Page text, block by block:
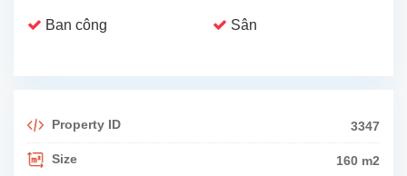
Ban công Sân
Property ID 3347
Size 160 m2